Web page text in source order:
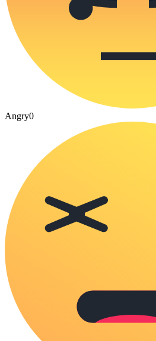
Angry0